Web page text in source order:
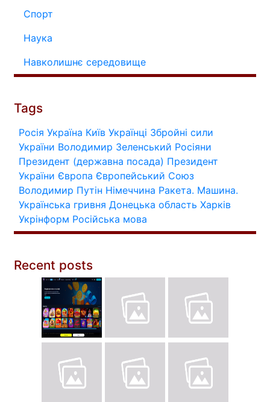
Спорт
Наука
Навколишнє середовище
Tags
Росія Україна Київ Українці Збройні сили
України Володимир Зеленський Росіяни
Президент (державна посада) Президент
України Європа Європейський Союз
Володимир Путін Німеччина Ракета. Машина.
Українська гривня Донецька область Харків
Укрінформ Російська мова
Recent posts